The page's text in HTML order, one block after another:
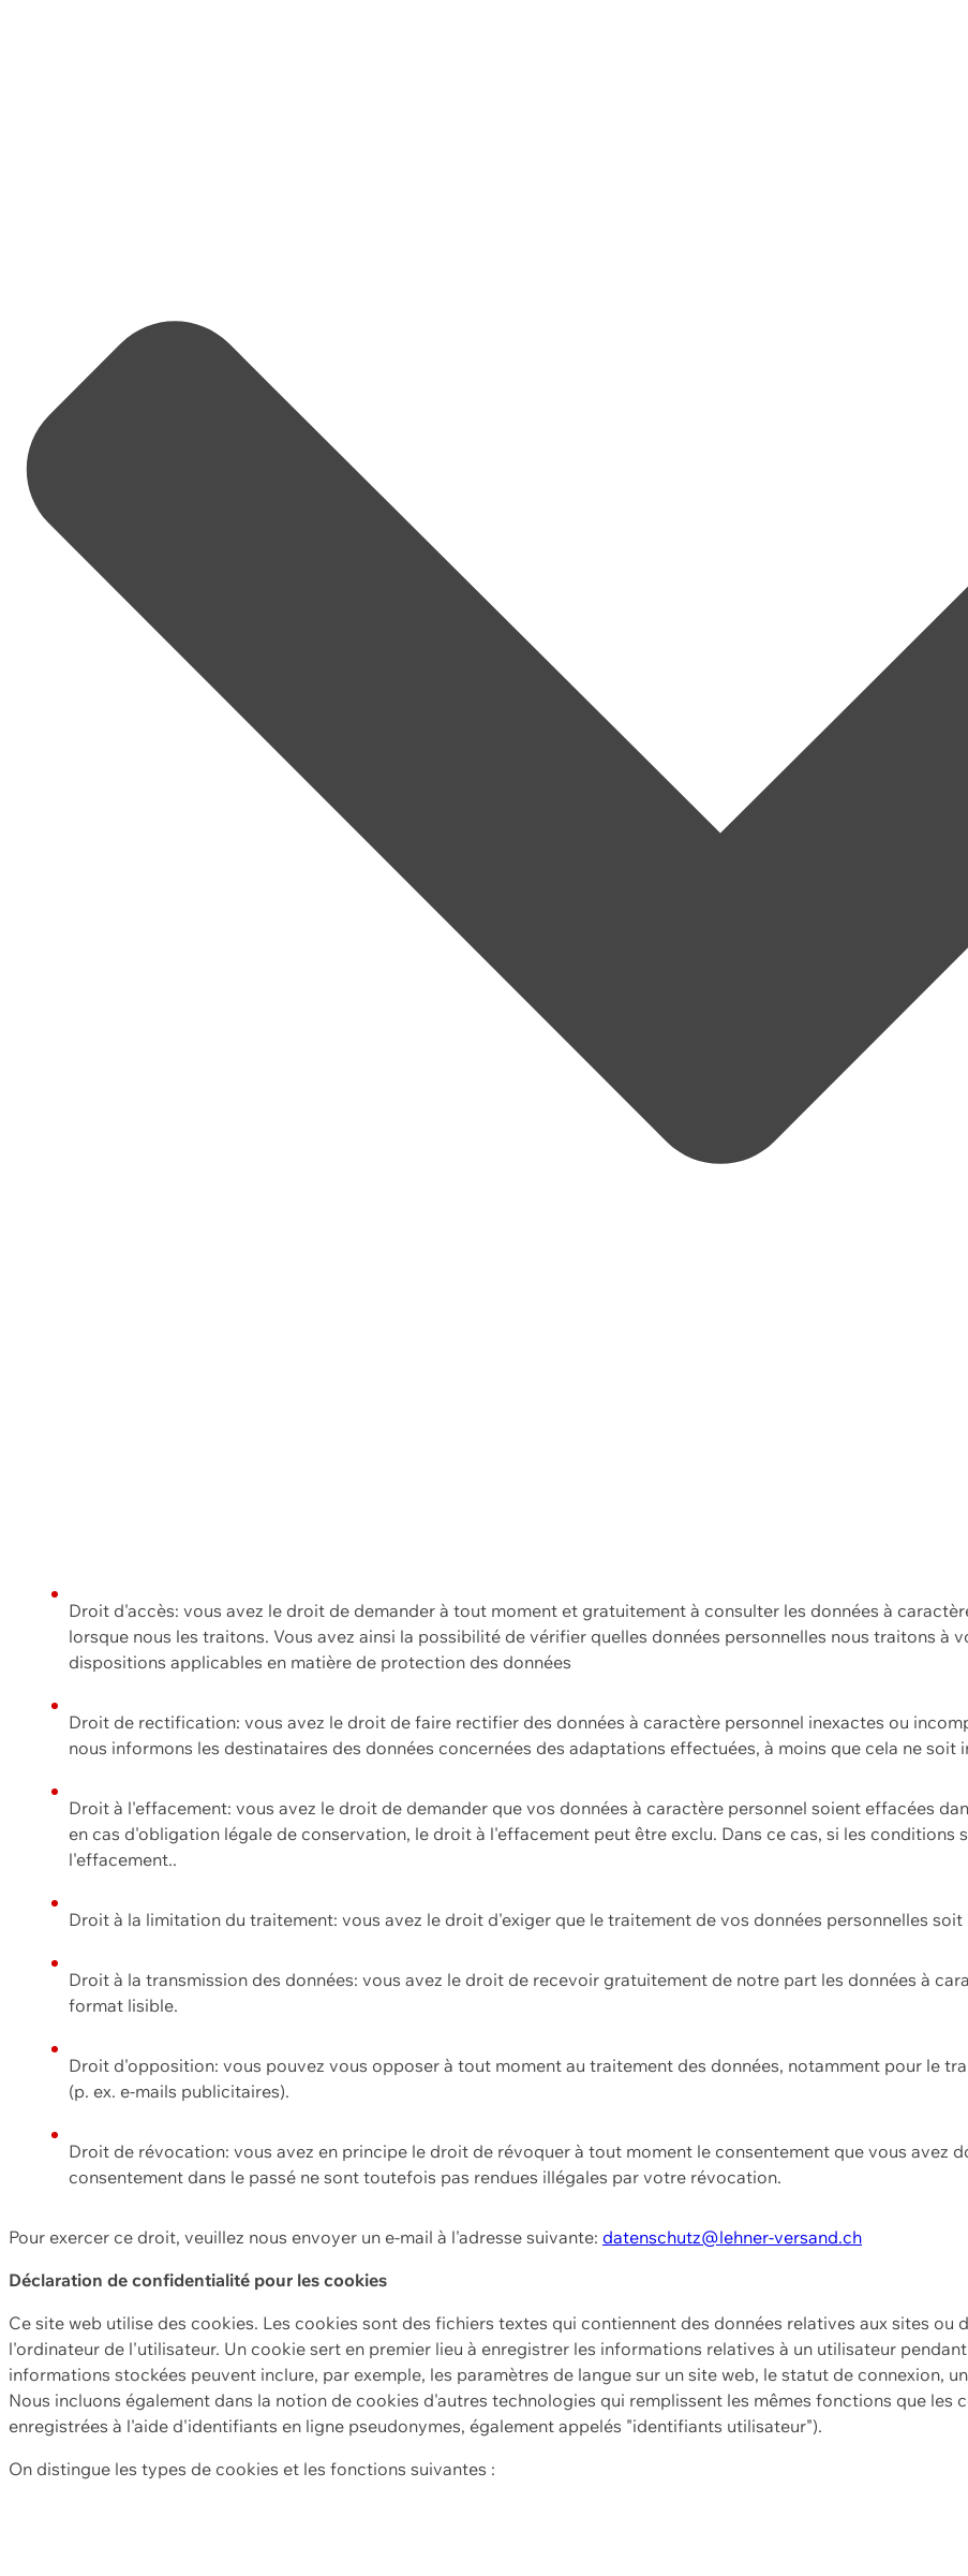
Droit d'accès: vous avez le droit de demander à tout moment et gratuitement à consulter les données à
lorsque nous les traitons. Vous avez ainsi la possibilité de vérifier quelles données personnelles nous traitons à
dispositions applicables en matière de protection des données
Droit de rectification: vous avez le droit de faire rectifier des données à caractère personnel inexactes ou
nous informons les destinataires des données concernées des adaptations effectuées, à moins que cela ne
Droit à l'effacement: vous avez le droit de demander que vos données à caractère personnel soient effacées
en cas d'obligation légale de conservation, le droit à l'effacement peut être exclu. Dans ce cas, si les conditions
l'effacement..
Droit à la limitation du traitement: vous avez le droit d'exiger que le traitement de vos données personnelles soit
Droit à la transmission des données: vous avez le droit de recevoir gratuitement de notre part les données à
format lisible.
Droit d'opposition: vous pouvez vous opposer à tout moment au traitement des données, notamment pour le
(p. ex. e-mails publicitaires).
Droit de révocation: vous avez en principe le droit de révoquer à tout moment le consentement que vous avez
consentement dans le passé ne sont toutefois pas rendues illégales par votre révocation.
Pour exercer ce droit, veuillez nous envoyer un e-mail à l'adresse suivante: datenschutz@lehner-versand.ch
Déclaration de confidentialité pour les cookies
Ce site web utilise des cookies. Les cookies sont des fichiers textes qui contiennent des données relatives aux sites
l'ordinateur de l'utilisateur. Un cookie sert en premier lieu à enregistrer les informations relatives à un utilisateur
informations stockées peuvent inclure, par exemple, les paramètres de langue sur un site web, le statut de connexion,
Nous incluons également dans la notion de cookies d'autres technologies qui remplissent les mêmes fonctions que les
enregistrées à l'aide d'identifiants en ligne pseudonymes, également appelés "identifiants utilisateur").
On distingue les types de cookies et les fonctions suivantes :